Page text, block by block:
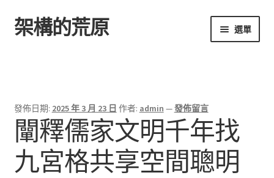
跳
至
跳
至
架構的荒原 選單
發佈日期: 2025 年 3 月 23 日 作者: admin —發佈留言
闡釋儒家文明千年找
九宮格共享空間聰明